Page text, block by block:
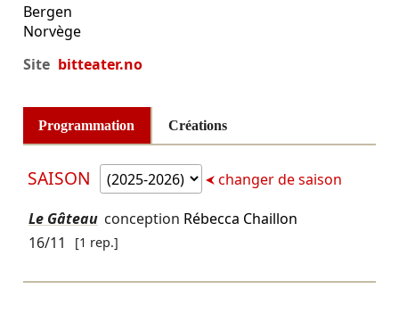
Bergen
Norvège
Site bitteater.no
Programmation Créations
SAISON changer de saison
Le Gâteau conception Rébecca Chaillon
16/11
[1 rep.]